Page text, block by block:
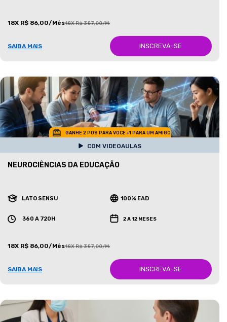
18X R$ 86,00/Mês18X R$ 387,00/Mês
SAIBA MAIS INSCREVA-SE
GANHE 2 POS PARA VOCE +1 PARA UM AMIGO
COM VIDEOAULAS
NEUROCIÊNCIAS DA EDUCAÇÃO
LATO SENSU 100% EAD
360 A 720H 2 A 12 MESES
18X R$ 86,00/Mês18X R$ 387,00/Mês
SAIBA MAIS INSCREVA-SE